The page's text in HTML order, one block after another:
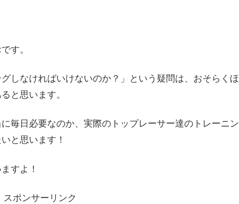
す。
しなければいけないのか？」という疑問は、おそらくほ
と思います。
毎日必要なのか、実際のトップレーサー達のトレーニン
と思います！
すよ！
スポンサーリンク